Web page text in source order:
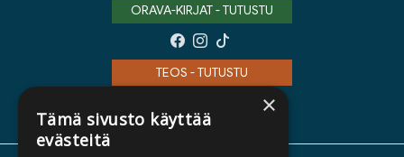
ORAVA-KIRJAT - TUTUSTU
TEOS - TUTUSTU
×
Tämä sivusto käyttää
evästeitä